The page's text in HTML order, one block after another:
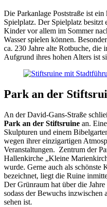
Die Parkanlage Poststraße ist
Spielplatz. Der Spielplatz besitzt
Kinder vor allem im Sommer
Wasser spielen können.
ca. 230 Jahre alte Rotbuche, die
Aufgrund ihres hohen Alters ist
Park an der
An der David-Gans-Straße
Park an der Stiftsruine an.
Skulpturen und einem
wegen ihrer einzigartigen
Veranstaltungen. Zentrum der
Hallenkirche „Kleine
wurde. Gerne auch als schönste
bezeichnet, liegt die Ruine
Der Grünraum hat über die
sodass der Bewuchs inzwischen
sehen ist.